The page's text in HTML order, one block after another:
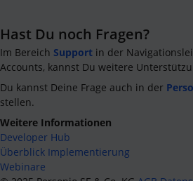
Hast Du noch Fragen?
Im Bereich Support in der
Accounts, kannst Du weitere
Du kannst Deine Frage auch in der
stellen.
Weitere Informationen
Developer Hub
Überblick Implementierung
Webinare